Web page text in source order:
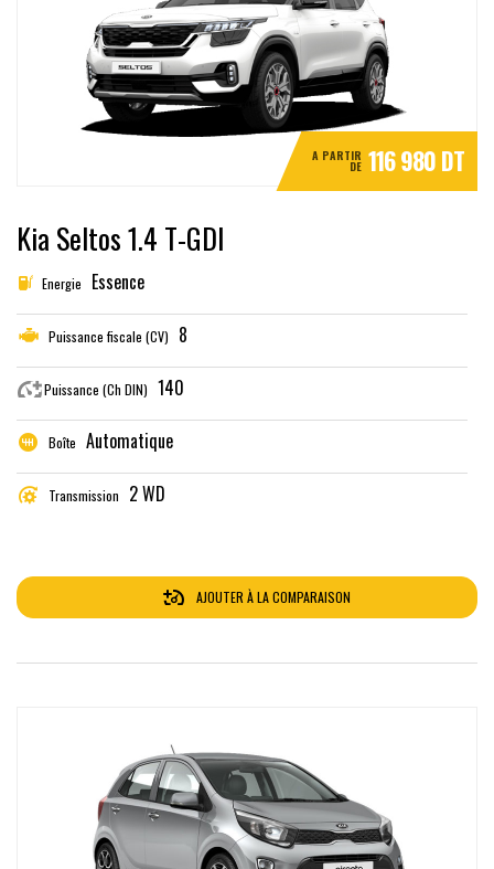
A PARTIR
DE 116 980 DT
Kia Seltos 1.4 T-GDI
Energie Essence
Puissance fiscale (CV) 8
Puissance (Ch DIN) 140
Boîte Automatique
Transmission 2 WD
AJOUTER À LA COMPARAISON